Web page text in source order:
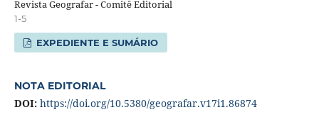
Revista Geografar - Comitê Editorial
1-5
EXPEDIENTE E SUMÁRIO
NOTA EDITORIAL
DOI: https://doi.org/10.5380/geografar.v17i1.86874